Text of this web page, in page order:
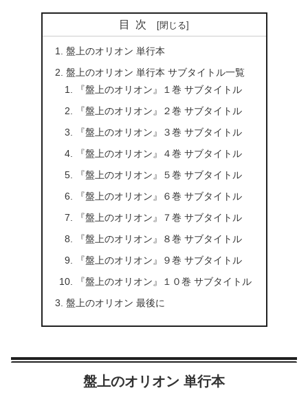
目次
盤上のオリオン 単行本
盤上のオリオン 単行本 サブタイトル一覧
『盤上のオリオン』１巻 サブタイトル
『盤上のオリオン』２巻 サブタイトル
『盤上のオリオン』３巻 サブタイトル
『盤上のオリオン』４巻 サブタイトル
『盤上のオリオン』５巻 サブタイトル
『盤上のオリオン』６巻 サブタイトル
『盤上のオリオン』７巻 サブタイトル
『盤上のオリオン』８巻 サブタイトル
『盤上のオリオン』９巻 サブタイトル
『盤上のオリオン』１０巻 サブタイトル
盤上のオリオン 最後に
盤上のオリオン 単行本